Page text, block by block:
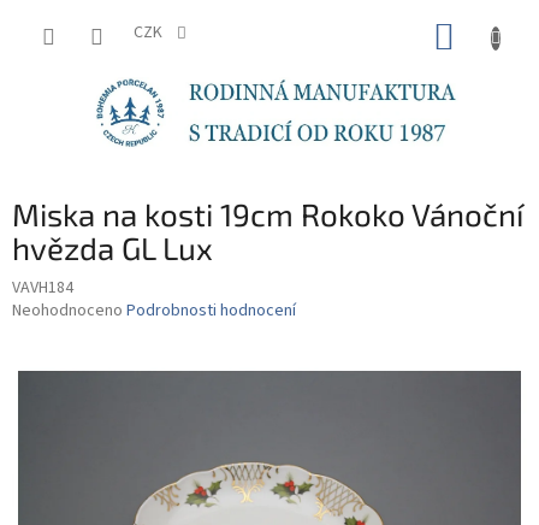
CZK
Miska na kosti 19cm Rokoko Vánoční
hvězda GL Lux
VAVH184
Průměrné
je
Neohodnoceno Podrobnosti hodnocení